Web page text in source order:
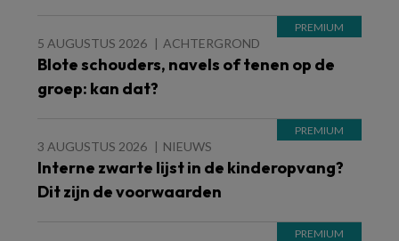
5 AUGUSTUS 2026 ACHTERGROND
Blote schouders, navels of tenen op de
groep: kan dat?
3 AUGUSTUS 2026 NIEUWS
Interne zwarte lijst in de kinderopvang?
Dit zijn de voorwaarden